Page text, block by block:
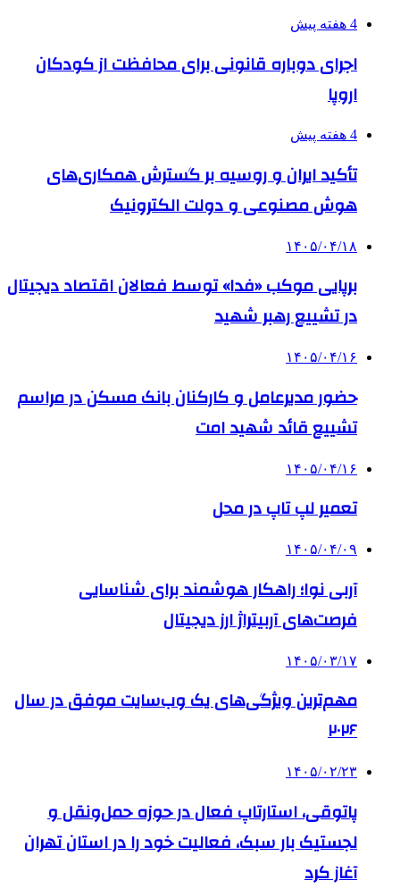
4 هفته پیش
اجرای دوباره قانونی برای محافظت از کودکان
اروپا
4 هفته پیش
تأکید ایران و روسیه بر گسترش همکاری‌های
هوش مصنوعی و دولت الکترونیک
۱۴۰۵/۰۴/۱۸
برپایی موکب «فدا» توسط فعالان اقتصاد دیجیتال
در تشییع رهبر شهید
۱۴۰۵/۰۴/۱۶
حضور مدیرعامل و کارکنان بانک مسکن در مراسم
تشییع قائد شهید امت
۱۴۰۵/۰۴/۱۶
تعمیر لپ تاپ در محل
۱۴۰۵/۰۴/۰۹
آربی نوا؛ راهکار هوشمند برای شناسایی
فرصت‌های آربیتراژ ارز دیجیتال
۱۴۰۵/۰۳/۱۷
مهم‌ترین ویژگی‌های یک وب‌سایت موفق در سال
۲۰۲۶
۱۴۰۵/۰۲/۲۳
پاتوقی، استارتاپ فعال در حوزه حمل‌ونقل و
لجستیک بار سبک، فعالیت خود را در استان تهران
آغاز کرد